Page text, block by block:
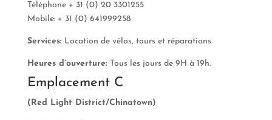
Téléphone + 31 (0) 20 3301255
Mobile: + 31 (0) 641999258
Services: Location de vélos, tours et réparations
Heures d’ouverture: Tous les jours de 9H à 19h.
Emplacement C
(Red Light District/Chinatown)